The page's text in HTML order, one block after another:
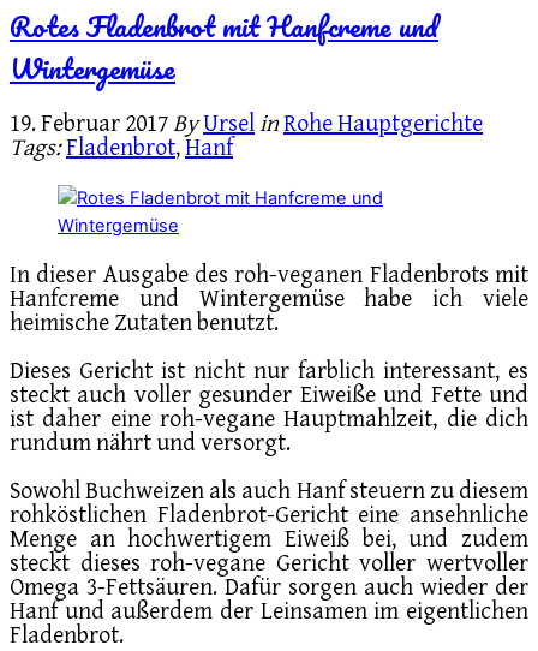
Rotes Fladenbrot mit Hanfcreme und
Wintergemüse
19. Februar 2017ByUrselinRohe Hauptgerichte
Tags:Fladenbrot,Hanf
In dieser Ausgabe des roh-veganen Fladenbrots mit
Hanfcreme und Wintergemüse habe ich viele
heimische Zutaten benutzt.
Dieses Gericht ist nicht nur farblich interessant, es
steckt auch voller gesunder Eiweiße und Fette und
ist daher eine roh-vegane Hauptmahlzeit, die dich
rundum nährt und versorgt.
Sowohl Buchweizen als auch Hanf steuern zu diesem
rohköstlichen Fladenbrot-Gericht eine ansehnliche
Menge an hochwertigem Eiweiß bei, und zudem
steckt dieses roh-vegane Gericht voller wertvoller
Omega 3-Fettsäuren. Dafür sorgen auch wieder der
Hanf und außerdem der Leinsamen im eigentlichen
Fladenbrot.